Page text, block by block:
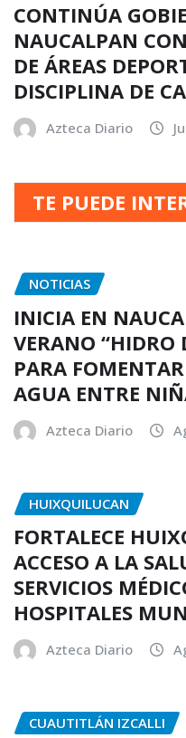
CONTINÚA
NAUCALPAN
DE ÁREAS
DISCIPLINA DE
Azteca Diario
TE PUEDE
NOTICIAS
INICIA EN
VERANO “HIDRO
PARA
AGUA ENTRE
Azteca Diario
HUIXQUILUCAN
FORTALECE
ACCESO A LA
SERVICIOS
HOSPITALES
Azteca Diario
CUAUTITLÁN IZCALLI